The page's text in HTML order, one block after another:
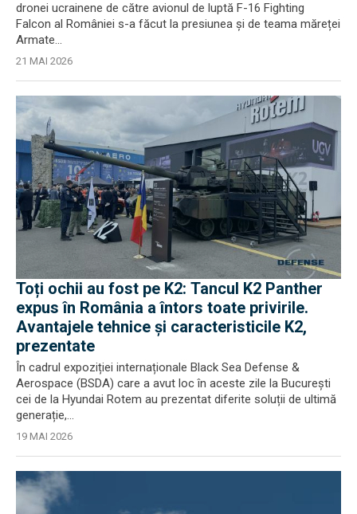
dronei ucrainene de către avionul de luptă F-16 Fighting
Falcon al României s-a făcut la presiunea și de teama măreței
Armate...
21 MAI 2026
Toți ochii au fost pe K2: Tancul K2 Panther
expus în România a întors toate privirile.
Avantajele tehnice și caracteristicile K2,
prezentate
În cadrul expoziției internaționale Black Sea Defense &
Aerospace (BSDA) care a avut loc în aceste zile la București
cei de la Hyundai Rotem au prezentat diferite soluții de ultimă
generație,...
19 MAI 2026